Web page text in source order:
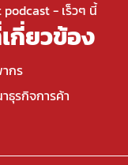
- เร็วๆ นี้
กี่ยวข้อง
กร
รกิจการค้า